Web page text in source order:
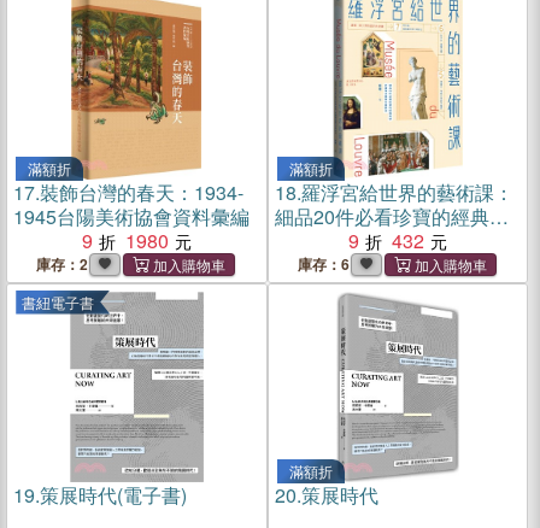
滿額折
17.裝飾台灣的春天：1934-
1945台陽美術協會資料彙編
9
1980
庫存：2
滿額折
18.羅浮宮給世界的藝術課：
細品20件必看珍寶的經典美
學，更讀懂法國與古典歐洲
【暢銷版】
9 432
庫存：6
書紐電子書
19.策展時代(電子書)
滿額折
20.策展時代